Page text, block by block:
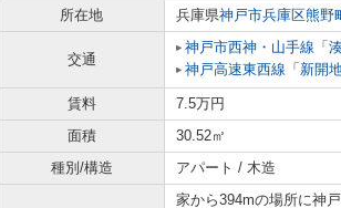
所在地 兵庫県神戸市兵庫区熊野
交通
神戸市西神・山手線 「
神戸高速東西線 「 新開
賃料 7.5万円
面積
30.52㎡
種別/構造
アパート / 木造
家から394mの場所に神